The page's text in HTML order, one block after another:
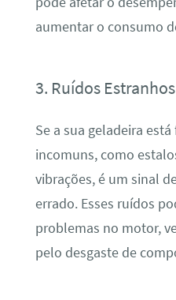
aumentar o consumo
3. Ruídos Estranhos
Se a sua geladeira
incomuns, como
vibrações, é um sinal
errado. Esses ruídos
problemas no motor,
pelo desgaste de